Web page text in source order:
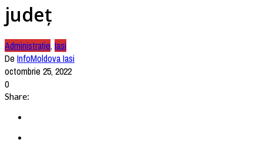
județ
Administrație, Iasi
De InfoMoldova Iasi
octombrie 25, 2022
0
Share: